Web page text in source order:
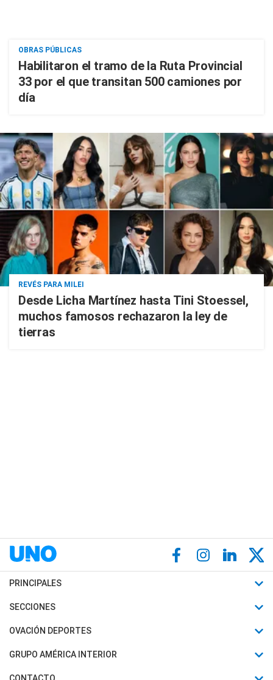
OBRAS PÚBLICAS
Habilitaron el tramo de la Ruta Provincial
33 por el que transitan 500 camiones por
día
REVÉS PARA MILEI
Desde Licha Martínez hasta Tini Stoessel,
muchos famosos rechazaron la ley de
tierras
PRINCIPALES
Últimas Noticias
Política
SECCIONES
Horóscopo
Motores
OVACIÓN DEPORTES
Fútbol
Mundial
GRUPO AMÉRICA INTERIOR
Canal 7 en Vivo